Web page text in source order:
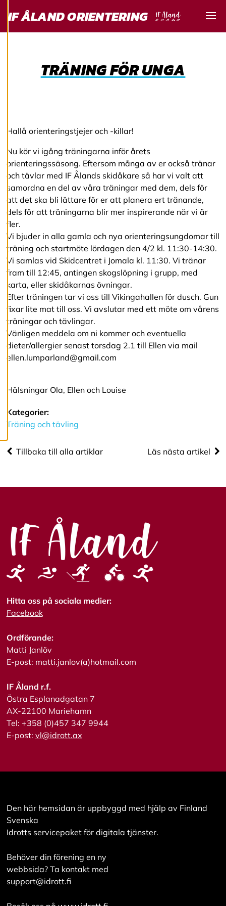
utveckla en ännu
bättre tjänst och
tillhandahålla
Du har kontroll över
mer om våra
R
e
d
i
g
e
r
a
c
o
o
k
e
s
A
v
v
i
l
a
c
t
l
l
a
o
o
i
e
s
IF ÅLAND ORIENTERING
TRÄNING FÖR UNGA
Hallå orienteringstjejer och -killar!
Nu kör vi igång träningarna inför årets
orienteringssäsong. Eftersom många av er också tränar
och tävlar med IF Ålands skidåkare så har vi valt att
samordna en del av våra träningar med dem, dels för
att det ska bli lättare för er att planera ert tränande,
dels för att träningarna blir mer inspirerande när vi är
fler.
Vi bjuder in alla gamla och nya orienteringsungdomar till
träning och startmöte lördagen den 4/2 kl. 11:30-14:30.
Vi samlas vid Skidcentret i Jomala kl. 11:30. Vi tränar
fram till 12:45, antingen skogslöpning i grupp, med
karta, eller skidåkarnas övningar.
Efter träningen tar vi oss till Vikingahallen för dusch. Gun
fixar lite mat till oss. Vi avslutar med ett möte om vårens
träningar och tävlingar.
Vänligen meddela om ni kommer och eventuella
dieter/allergier senast torsdag 2.1 till Ellen via mail
ellen.lumparland@gmail.com
Hälsningar Ola, Ellen och Louise
Kategorier:
Träning och tävling
Tillbaka till alla artiklar Läs nästa artikel
Hitta oss på sociala medier:
Facebook
Ordförande:
Matti Janlöv
E-post: matti.janlov(a)hotmail.com
IF Åland r.f.
Östra Esplanadgatan 7
AX-22100 Mariehamn
Tel: +358 (0)457 347 9944
E-post: vl@idrott.ax
Den här hemsidan är uppbyggd med hjälp av Finland
Svenska
Idrotts servicepaket för digitala tjänster.
Behöver din förening en ny
webbsida? Ta kontakt med
support@idrott.fi